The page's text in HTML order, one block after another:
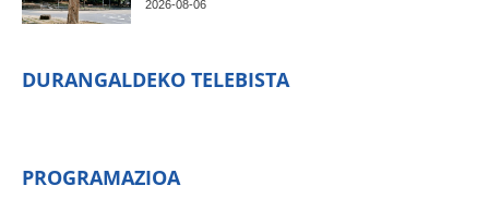
2026-08-06
DURANGALDEKO TELEBISTA
PROGRAMAZIOA